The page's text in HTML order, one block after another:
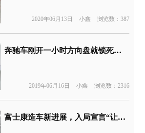
2020年06月13日 小鑫 浏览数：387
奔驰车刚开一小时方向盘就锁死，差点要了车主的命
2019年06月16日 小鑫 浏览数：2316
富士康造车新进展，入局宣言“让拜腾赢”